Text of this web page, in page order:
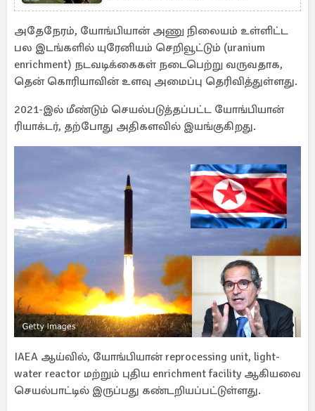
பிரித்தானியா
அதேநேரம், யோங்பியான் அணு நிலையம் உள்ளிட்ட
பல இடங்களில் யுரேனியம் செறிவூட்டும் (uranium
enrichment) நடவடிக்கைகள் நடைபெற்று வருவதாக,
தென் கொரியாவின் உளவு அமைப்பு தெரிவித்துள்ளது.
2021-இல் மீண்டும் செயல்படுத்தப்பட்ட யோங்பியான்
ரியாக்டர், தற்போது அதிகளவில் இயங்குகிறது.
IAEA ஆய்வில், யோங்பியான் reprocessing unit, light-
water reactor மற்றும் புதிய enrichment facility ஆகியவை
செயல்பாட்டில் இருப்பது கண்டறியப்பட்டுள்ளது.